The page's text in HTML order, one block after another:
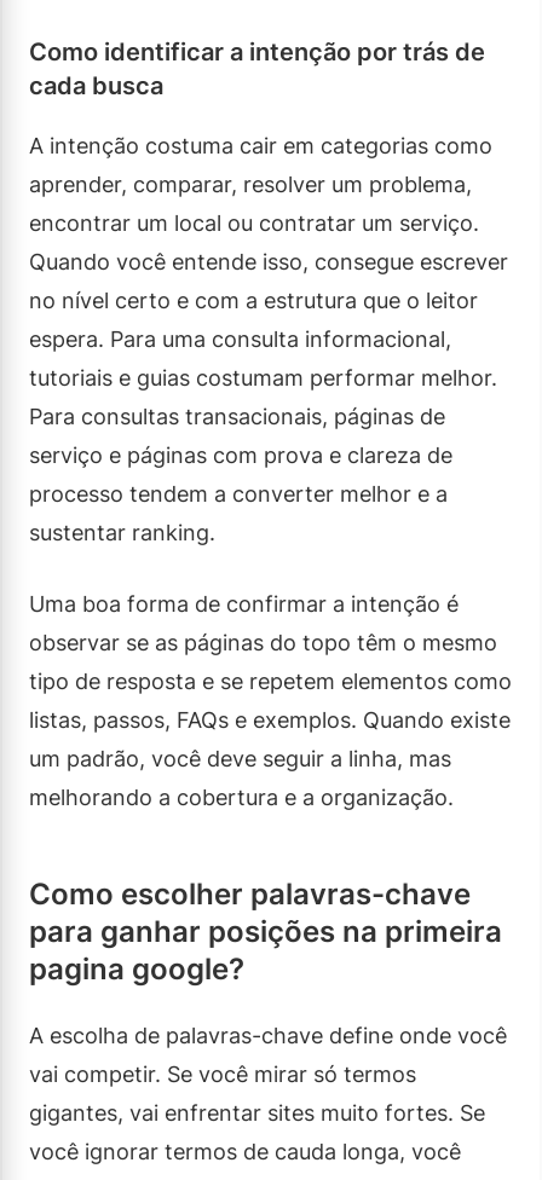
Como identificar a intenção por trás de
cada busca
A intenção costuma cair em categorias como
aprender, comparar, resolver um problema,
encontrar um local ou contratar um serviço.
Quando você entende isso, consegue escrever
no nível certo e com a estrutura que o leitor
espera. Para uma consulta informacional,
tutoriais e guias costumam performar melhor.
Para consultas transacionais, páginas de
serviço e páginas com prova e clareza de
processo tendem a converter melhor e a
sustentar ranking.
Uma boa forma de confirmar a intenção é
observar se as páginas do topo têm o mesmo
tipo de resposta e se repetem elementos como
listas, passos, FAQs e exemplos. Quando existe
um padrão, você deve seguir a linha, mas
melhorando a cobertura e a organização.
Como escolher palavras-chave
para ganhar posições na primeira
pagina google?
A escolha de palavras-chave define onde você
vai competir. Se você mirar só termos
gigantes, vai enfrentar sites muito fortes. Se
você ignorar termos de cauda longa, você